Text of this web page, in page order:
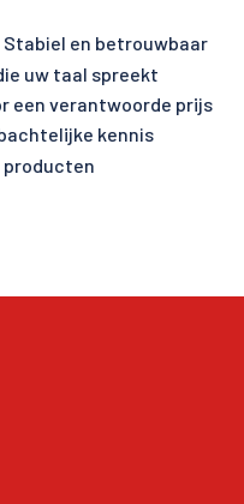
en betrouwbaar
uw taal spreekt
een verantwoorde prijs
kennis
producten